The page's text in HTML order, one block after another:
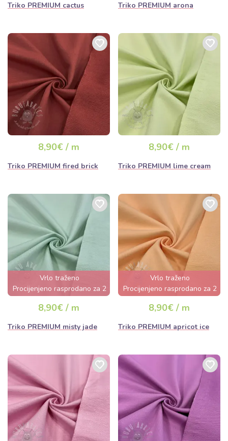
Triko PREMIUM cactus Triko PREMIUM arona
8,90€ / m
Triko PREMIUM fired brick
8,90€ / m
Triko PREMIUM lime cream
Vrlo traženo
Procijenjeno rasprodano za 2
dana
8,90€ / m
Triko PREMIUM misty jade
Vrlo traženo
Procijenjeno rasprodano za 2
dana
8,90€ / m
Triko PREMIUM apricot ice